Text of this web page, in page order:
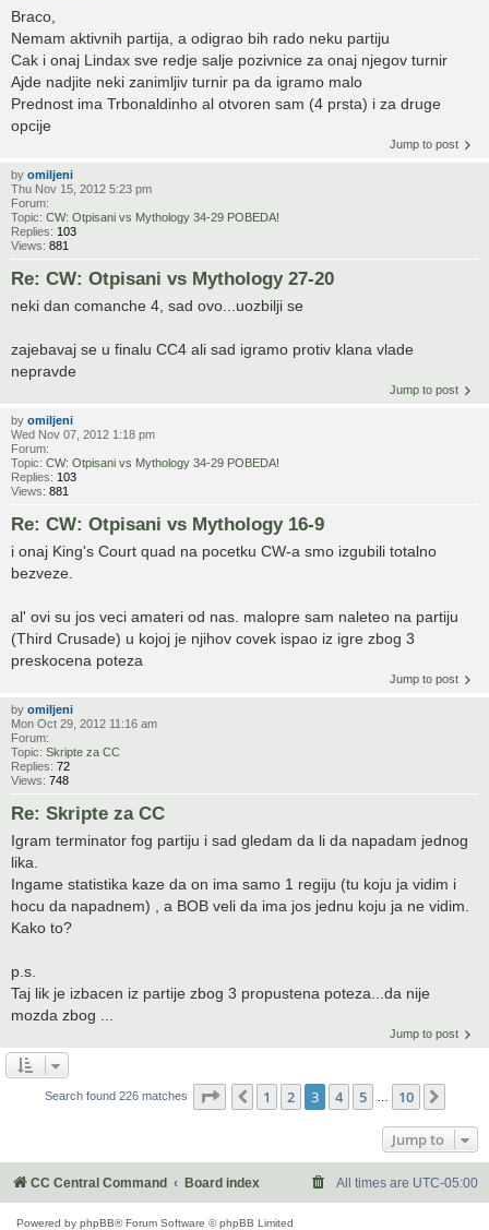
Braco,
Nemam aktivnih partija, a odigrao bih rado neku partiju
Cak i onaj Lindax sve redje salje pozivnice za onaj njegov turnir
Ajde nadjite neki zanimljiv turnir pa da igramo malo
Prednost ima Trbonaldinho al otvoren sam (4 prsta) i za druge
opcije
Jump to post
by omiljeni
Thu Nov 15, 2012 5:23 pm
Forum:
Topic: CW: Otpisani vs Mythology 34-29 POBEDA!
Replies: 103
Views: 881
Re: CW: Otpisani vs Mythology 27-20
neki dan comanche 4, sad ovo...uozbilji se
zajebavaj se u finalu CC4 ali sad igramo protiv klana vlade
nepravde
Jump to post
by omiljeni
Wed Nov 07, 2012 1:18 pm
Forum:
Topic: CW: Otpisani vs Mythology 34-29 POBEDA!
Replies: 103
Views: 881
Re: CW: Otpisani vs Mythology 16-9
i onaj King's Court quad na pocetku CW-a smo izgubili totalno
bezveze.
al' ovi su jos veci amateri od nas. malopre sam naleteo na partiju
(Third Crusade) u kojoj je njihov covek ispao iz igre zbog 3
preskocena poteza
Jump to post
by omiljeni
Mon Oct 29, 2012 11:16 am
Forum:
Topic: Skripte za CC
Replies: 72
Views: 748
Re: Skripte za CC
Igram terminator fog partiju i sad gledam da li da napadam jednog
lika.
Ingame statistika kaze da on ima samo 1 regiju (tu koju ja vidim i
hocu da napadnem) , a BOB veli da ima jos jednu koju ja ne vidim.
Kako to?
p.s.
Taj lik je izbacen iz partije zbog 3 propustena poteza...da nije
mozda zbog ...
Jump to post
Search found 226 matches Page of 10
Previous
1 2 3 4 5 10
Jump to
CC Central Command Board index All times are UTC-05:00
Powered by phpBB® Forum Software © phpBB Limited